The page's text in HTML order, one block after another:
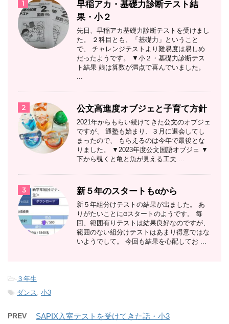
1
早稲アカ・基礎力診断テスト結
果・小２
先日、早稲アカ基礎力診断テストを受けまし
た。 ２科目とも、「基礎力」ということ
で、 チャレンジテストより難易度は易しめ
だったようです。 ▼小２・基礎力診断テス
ト結果 娘は算数が満点で喜んでいました。
...
2 公文高進度オブジェと子育て方針
2021年からもらい続けてきた公文のオブジェ
ですが、 通塾も始まり、３月に退会してし
まったので、 もらえるのは今年で最後とな
りました。 ▼2023年度公文国語オブジェ ▼
下から覗くと亀と魚が見える工夫 ...
3 新５年のスタートもαから
新５年組分けテストの結果が出ました。 あ
りがたいことにαスタートのようです。 毎
回、範囲有りテストは結果良好なのですが、
範囲のない組分けテストはあまり得意ではな
いようでして。 今回も結果を心配してお ...
- ３年生
-ダンス, 小3
PREV SAPIX入室テストを受けてきた話・小3